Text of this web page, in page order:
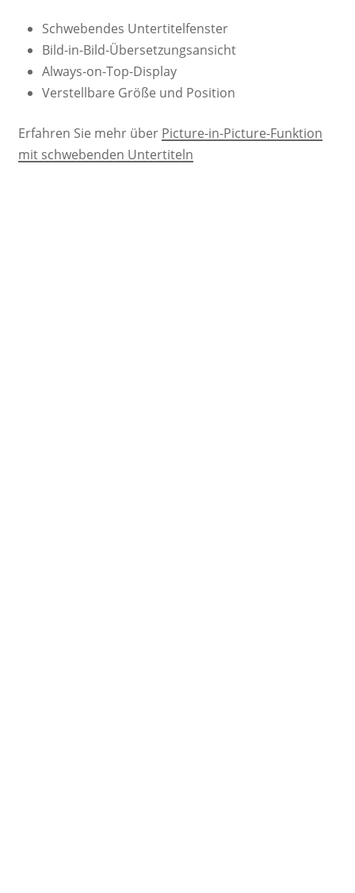
Schwebendes Untertitelfenster
Bild-in-Bild-Übersetzungsansicht
Always-on-Top-Display
Verstellbare Größe und Position
Erfahren Sie mehr über Picture-in-Picture-Funktion
mit schwebenden Untertiteln